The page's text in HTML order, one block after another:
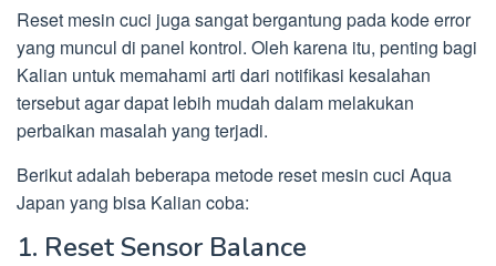
Reset mesin cuci juga sangat bergantung pada kode error
yang muncul di panel kontrol. Oleh karena itu, penting bagi
Kalian untuk memahami arti dari notifikasi kesalahan
tersebut agar dapat lebih mudah dalam melakukan
perbaikan masalah yang terjadi.
Berikut adalah beberapa metode reset mesin cuci Aqua
Japan yang bisa Kalian coba:
1. Reset Sensor Balance